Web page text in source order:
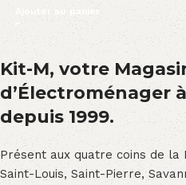
Ajouter au panier
Kit-M, votre
d’Électroménager
depuis 1999.
Présent aux quatre coins de la
Saint-Louis, Saint-Pierre,